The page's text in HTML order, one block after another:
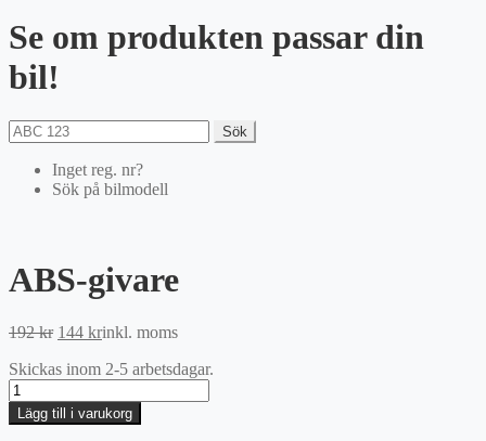
Se om produkten passar din
bil!
Sök
Inget reg. nr?
Sök på bilmodell
ABS-givare
192kr Det
priset
192 kr.
144 krDet
priset
144 kr.
inkl. moms
Skickas inom 2-5 arbetsdagar.
ABS-
givare
mängd
Lägg till i varukorg